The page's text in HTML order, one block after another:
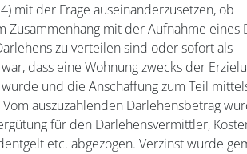
mit der Frage auseinanderzusetzen, ob
Zusammenhang mit der Aufnahme eines
zu verteilen sind oder sofort als
dass eine Wohnung zwecks der
und die Anschaffung zum Teil
auszuzahlenden Darlehensbetrag
für den Darlehensvermittler,
etc. abgezogen. Verzinst wurde